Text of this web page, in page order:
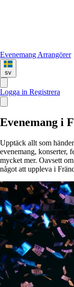
Evenemang Arrangörer
sv
Logga in Registrera
Evenemang i
Upptäck allt som
evenemang, konserter,
mycket mer. Oavsett
något att uppleva i